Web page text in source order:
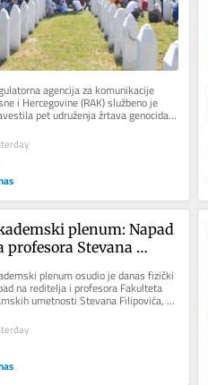
agencija za komunikacije
i Hercegovine (RAK) službeno je
pet udruženja žrtava genocida
je pokrenula postupak...
plenum: Napad
profesora Stevana
oči i ćute
plenum osudio je danas fizički
na reditelja i profesora Fakulteta
umetnosti Stevana Filipovića,